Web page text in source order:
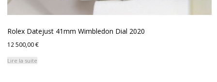
Rolex Datejust 41mm Wimbledon Dial 2020
12 500,00€
Lire la suite